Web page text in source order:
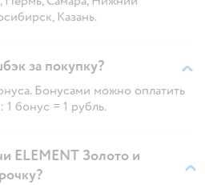
Казань.
за покупку?
Бонусами можно оплатить
бонус = 1 рубль.
ELEMENT Золото и